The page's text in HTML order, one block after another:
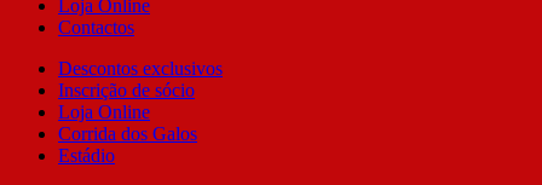
Loja Online
Contactos
Descontos exclusivos
Inscrição de sócio
Loja Online
Corrida dos Galos
Estádio